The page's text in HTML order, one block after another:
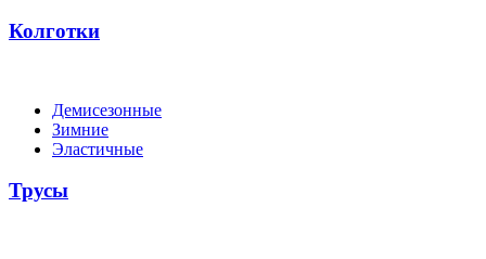
Колготки
Демисезонные
Зимние
Эластичные
Трусы